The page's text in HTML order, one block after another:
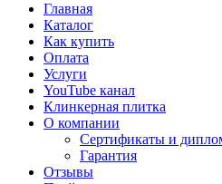
Главная
Каталог
Как купить
Оплата
Услуги
YouTube канал
Клинкерная плитка
О компании
Сертификаты и
Гарантия
Отзывы